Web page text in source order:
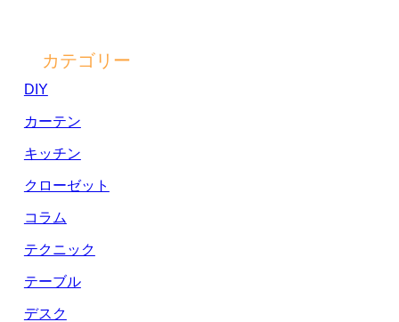
カテゴリー
DIY
カーテン
キッチン
クローゼット
コラム
テクニック
テーブル
デスク